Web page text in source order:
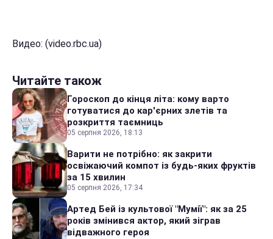
Видео: (video.rbc.ua)
Читайте також
Гороскоп до кінця літа: кому варто
готуватися до кар'єрних злетів та
розкриття таємниць
05 серпня 2026, 18:13
Варити не потрібно: як закрити
освіжаючий компот із будь-яких фруктів
за 15 хвилин
05 серпня 2026, 17:34
Артед Бей із культової "Мумії": як за 25
років змінився актор, який зіграв
відважного героя